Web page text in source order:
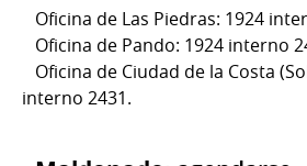
Oficina de Las Piedras: 1924
Oficina de Pando: 1924 interno
Oficina de Ciudad de la Costa
interno 2431.